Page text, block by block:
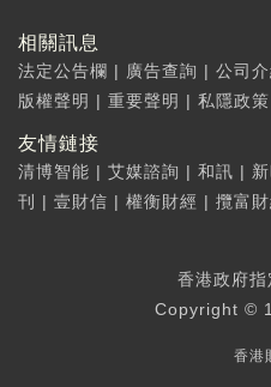
相關訊息
法定公告欄 | 廣告查詢 | 公司
版權聲明 | 重要聲明 | 私隱政策
友情鏈接
清博智能 | 艾媒諮詢 | 和訊 |
刊
| 壹財信 | 權衡財經 | 攬富
香港政府
Copyright ©
香港